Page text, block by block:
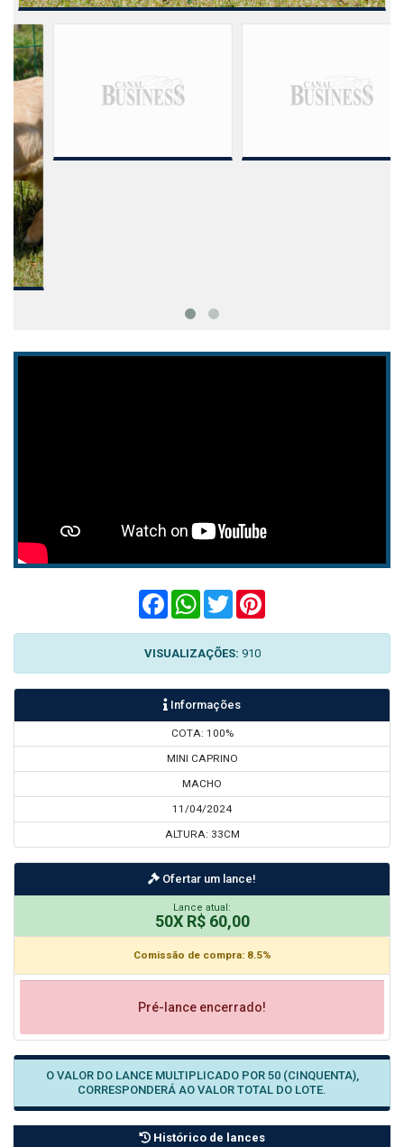
FacebookWhatsApp
Twitter
VISUALIZAÇÕES: 910
Informações
COTA: 100%
MINI CAPRINO
MACHO
11/04/2024
ALTURA: 33CM
Ofertar um lance!
Lance atual:
50X R$ 60,00
Comissão de compra: 8.5%
Pré-lance encerrado!
O VALOR DO LANCE MULTIPLICADO POR 50 (CINQUENTA),
CORRESPONDERÁ AO VALOR TOTAL DO LOTE.
Histórico de lances